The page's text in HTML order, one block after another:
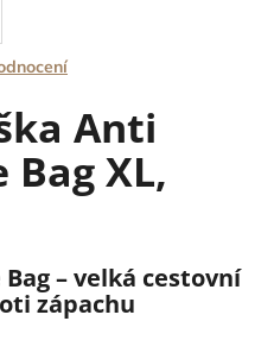
Anti
XL,
– velká cestovní
zápachu